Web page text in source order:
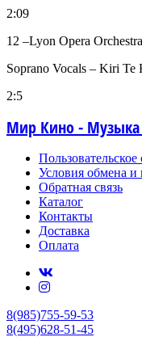
2:09
12 –Lyon Opera
Soprano Vocals – Kiri Te
2:5
Мир Кино - Музыка
Условия обмена и
Обратная связь
Каталог
Контакты
Доставка
Оплата
8(985)755-59-53
8(495)628-51-45